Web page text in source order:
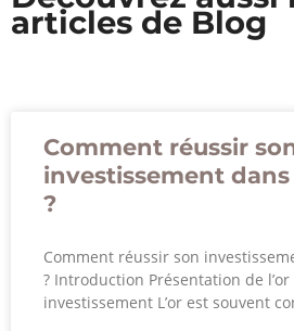
articles de Blog
Comment réussir
investissement dans
?
Comment réussir son
? Introduction Présentation de
investissement L’or est souvent